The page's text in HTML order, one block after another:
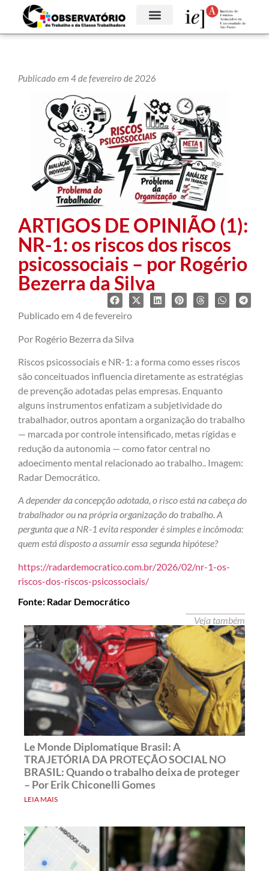
Publicado em 4 de fevereiro de 2026
ARTIGOS DE OPINIÃO (1):
NR-1: os riscos dos riscos
psicossociais – por Rogério
Bezerra da Silva
Publicado em 4 de fevereiro
Por Rogério Bezerra da Silva
Riscos psicossociais e NR-1: a forma como esses riscos
são conceituados influencia diretamente as estratégias
de prevenção adotadas pelas empresas. Enquanto
alguns instrumentos enfatizam a subjetividade do
trabalhador, outros apontam a organização do trabalho
— marcada por controle intensificado, metas rígidas e
redução da autonomia — como fator central no
adoecimento mental relacionado ao trabalho.. Imagem:
Radar Democrático.
A depender da concepção adotada, o risco está na cabeça do
trabalhador ou na própria organização do trabalho. A
pergunta que a NR-1 evita responder é simples e incômoda:
quem está disposto a assumir essa segunda hipótese?
https://radardemocratico.com.br/2026/02/nr-1-os-
riscos-dos-riscos-psicossociais/
Fonte: Radar Democrático
Veja também
Le Monde Diplomatique Brasil: A
TRAJETÓRIA DA PROTEÇÃO SOCIAL NO
BRASIL: Quando o trabalho deixa de proteger
– Por Erik Chiconelli Gomes
LEIA MAIS